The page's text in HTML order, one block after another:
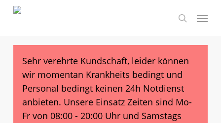
Skip
content
search
Menu
Sehr verehrte Kundschaft, leider können
wir momentan Krankheits bedingt und
Personal bedingt keinen 24h Notdienst
anbieten. Unsere Einsatz Zeiten sind Mo-
Fr von 08:00 - 20:00 Uhr und Samstags